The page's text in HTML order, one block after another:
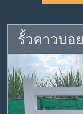
รั้วคาวบอ